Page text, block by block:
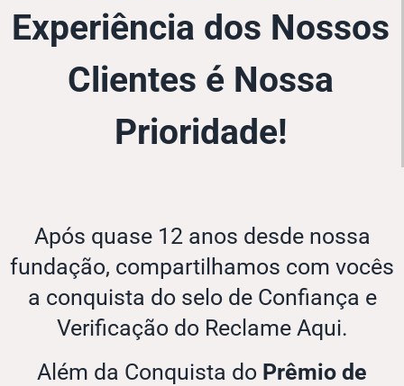
Experiência dos Nossos
Clientes é Nossa
Prioridade!
Após quase 12 anos desde nossa
fundação, compartilhamos com vocês
a conquista do selo de Confiança e
Verificação do Reclame Aqui.
Além da Conquista do Prêmio de